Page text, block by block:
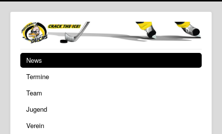
News
Termine
Team
Jugend
Verein